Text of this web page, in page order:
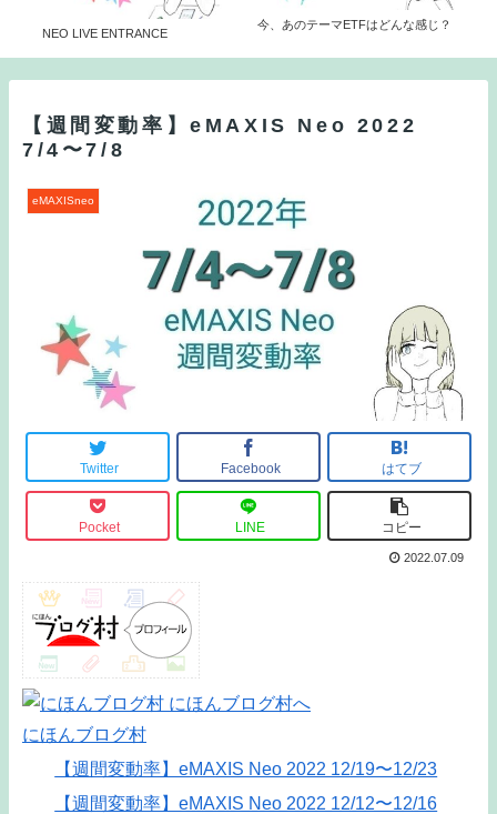
NEO LIVE ENTRANCE
今、あのテーマETFはどんな感じ？
【週間変動率】eMAXIS Neo 2022
7/4〜7/8
eMAXISneo
Twitter Facebook はてブ
Pocket LINE コピー
2022.07.09
にほんブログ村
【週間変動率】eMAXIS Neo 2022 12/19〜12/23
【週間変動率】eMAXIS Neo 2022 12/12〜12/16